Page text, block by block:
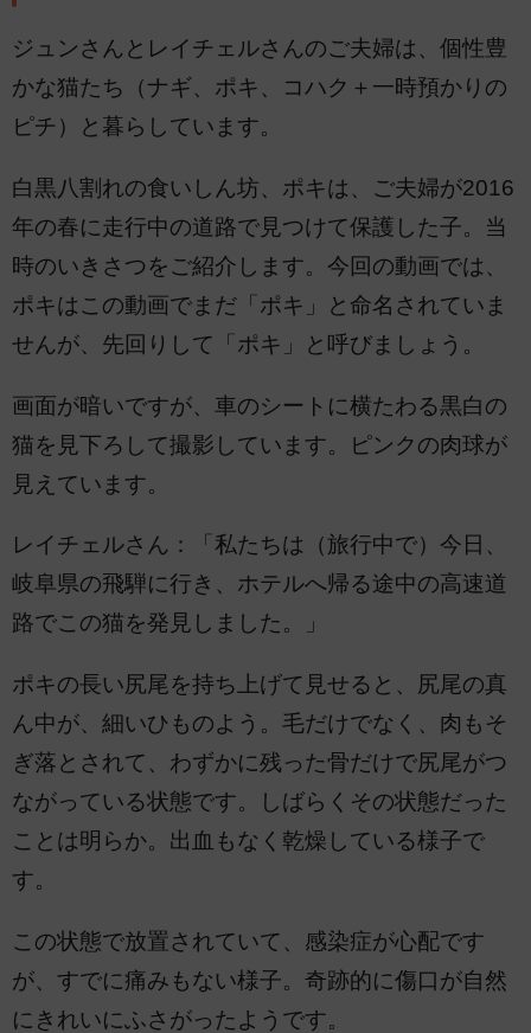
ジュンさんとレイチェルさんのご夫婦は、個性豊
かな猫たち（ナギ、ポキ、コハク＋一時預かりの
ピチ）と暮らしています。
白黒八割れの食いしん坊、ポキは、ご夫婦が2016
年の春に走行中の道路で見つけて保護した子。当
時のいきさつをご紹介します。今回の動画では、
ポキはこの動画でまだ「ポキ」と命名されていま
せんが、先回りして「ポキ」と呼びましょう。
画面が暗いですが、車のシートに横たわる黒白の
猫を見下ろして撮影しています。ピンクの肉球が
見えています。
レイチェルさん：「私たちは（旅行中で）今日、
岐阜県の飛騨に行き、ホテルへ帰る途中の高速道
路でこの猫を発見しました。」
ポキの長い尻尾を持ち上げて見せると、尻尾の真
ん中が、細いひものよう。毛だけでなく、肉もそ
ぎ落とされて、わずかに残った骨だけで尻尾がつ
ながっている状態です。しばらくその状態だった
ことは明らか。出血もなく乾燥している様子で
す。
この状態で放置されていて、感染症が心配です
が、すでに痛みもない様子。奇跡的に傷口が自然
にきれいにふさがったようです。